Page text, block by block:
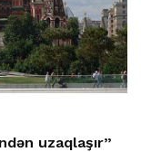
uzaqlaşır”